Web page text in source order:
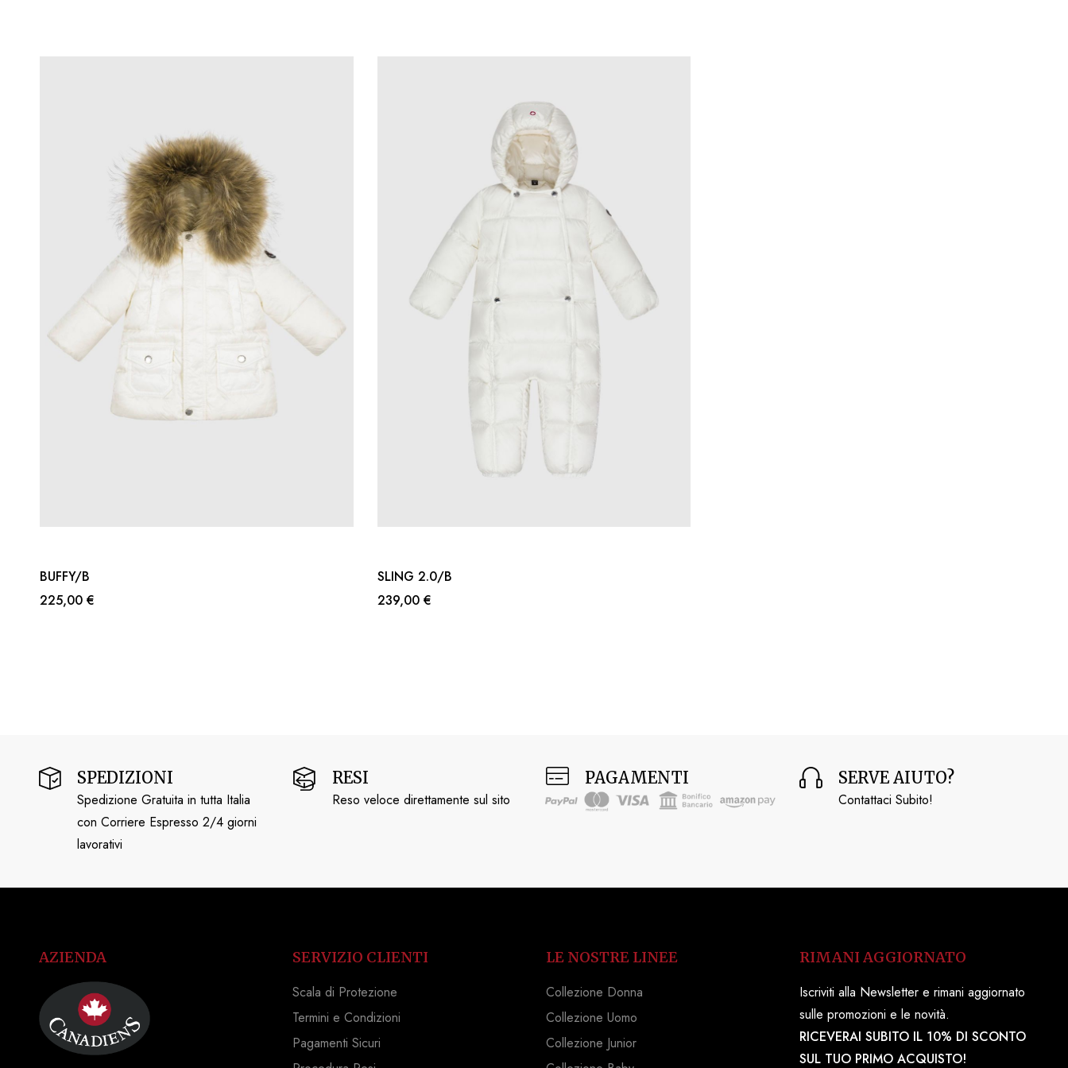
BUFFY/B
225,00 €
SLING 2.0/B
239,00 €
SPEDIZIONI
Spedizione Gratuita in tutta Italia
con Corriere Espresso 2/4 giorni
lavorativi
RESI
Reso veloce direttamente sul sito
PAGAMENTI SERVE AIUTO?
Contattaci Subito!
AZIENDA
SERVIZIO CLIENTI
Scala di Protezione
Termini e Condizioni
Pagamenti Sicuri
LE NOSTRE LINEE
Collezione Donna
Collezione Uomo
Collezione Junior
RIMANI AGGIORNATO
Iscriviti alla Newsletter e rimani aggiornato
sulle promozioni e le novità.
RICEVERAI SUBITO IL 10% DI SCONTO
SUL TUO PRIMO ACQUISTO!